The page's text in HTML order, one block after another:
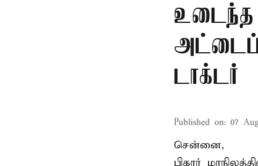
உடைந்த
டாக்டர்
Published on: 07
சென்னை,
பிகார்